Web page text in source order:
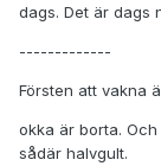
dags. Det är dags
-------------
Försten att vakna
okka är borta.
sådär halvgult.